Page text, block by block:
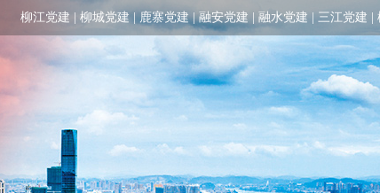
柳江党建 柳城党建 鹿寨党建 | 融安党建 融水党建 三江党建